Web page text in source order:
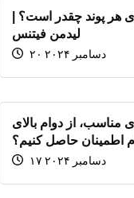
هر پوند چقدر است؟ |
لیدمن فیتنس
۲۰ دسامبر ۲۰۲۴
مناسب، از دوام بالای
اطمینان حاصل کنیم؟
۱۷ دسامبر ۲۰۲۴